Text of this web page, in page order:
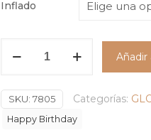
Inflado
Birthday
Bolas
Añadir
SKU: 7805 Categorías:
Happy Birthday